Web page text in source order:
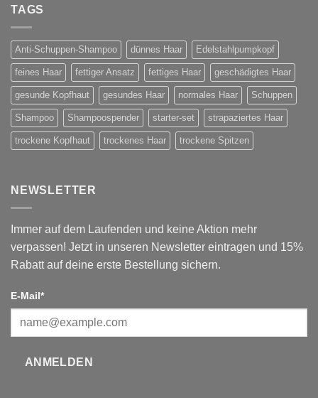
TAGS
Anti-Schuppen-Shampoo dünnes Haar Edelstahlpumpkopf
feines Haar fettiger Ansatz fettiges Haar geschädigtes Haar
gesunde Kopfhaut gesundes Haar normales Haar Schuppen
Shampoo Shampoospender starter-set strapaziertes Haar
trockene Kopfhaut trockenes Haar trockene Spitzen
NEWSLETTER
Immer auf dem Laufenden und keine Aktion mehr
verpassen! Jetzt in unseren Newsletter eintragen und 15%
Rabatt auf deine erste Bestellung sichern.
E-Mail*
ANMELDEN